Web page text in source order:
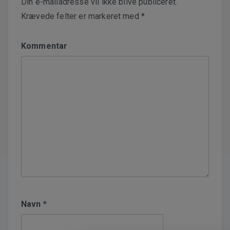
Krævede felter er markeret med *
Kommentar
Navn *